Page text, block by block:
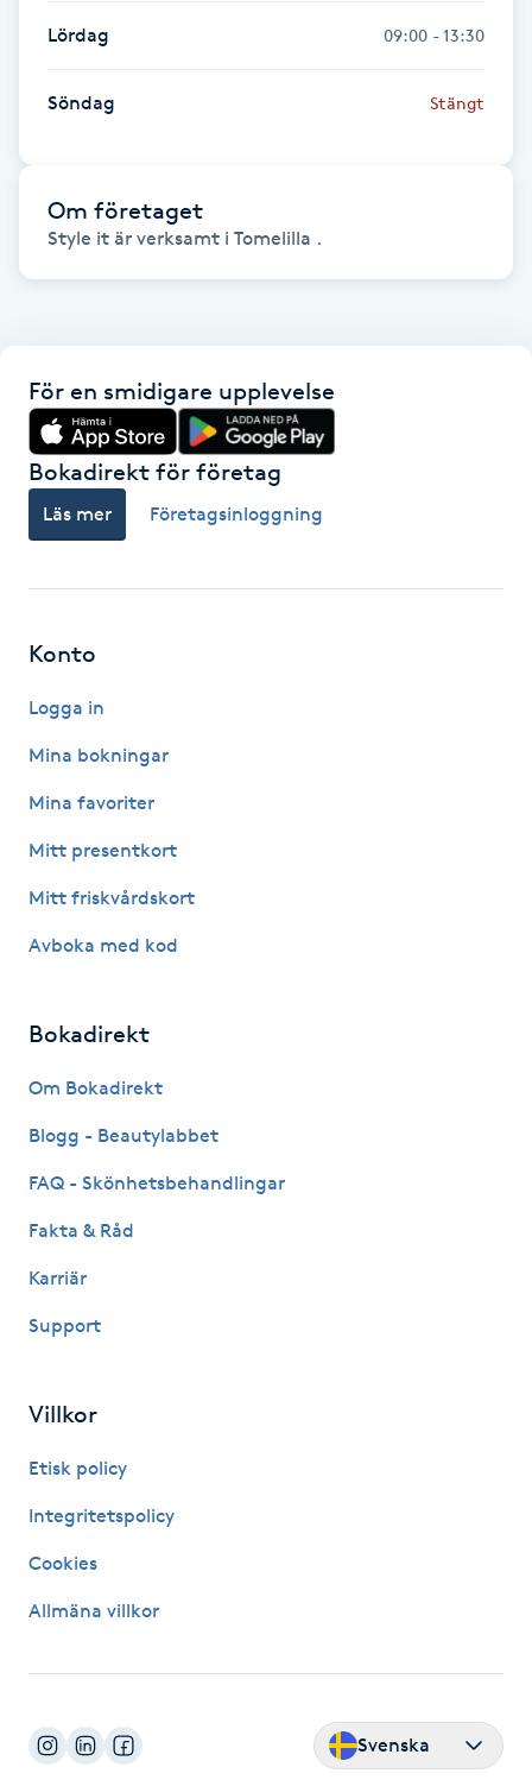
Föning
Gellack
Gellack med förstärkning
Gravidyoga
Gruppträning
Gua Sha-massage
H
Hatha Yoga
Headspa
HIFU
Hot Stone Massage
Hot yoga
Hudföryngring
Huduppstramning
Hudvård
Hyaluronsyra
Hypnos
Lördag 09:00 - 13:30
Söndag Stängt
Om företaget
Style it är verksamt i Tomelilla .
För en smidigare upplevelse
Bokadirekt för företag
Läs mer Företagsinloggning
Konto
Logga in
Mina bokningar
Mina favoriter
Mitt presentkort
Mitt friskvårdskort
Avboka med kod
Bokadirekt
Om Bokadirekt
Blogg - Beautylabbet
FAQ - Skönhetsbehandlingar
Fakta & Råd
Karriär
Support
Villkor
Etisk policy
Integritetspolicy
Cookies
Allmäna villkor
Svenska